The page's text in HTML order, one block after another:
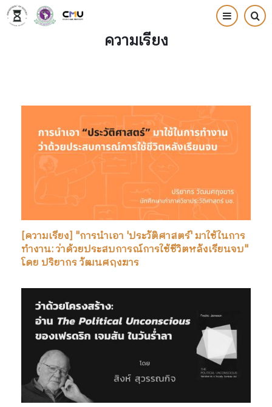
Skip
to
ความเรียง
[ความเรียง] "การนำเอา 'ประวัติศาสตร์' มาใช้ในการ
ทำงาน: ว่าด้วยประสบการณ์การใช้ชีวิตหลังเรียนจบ"
โดย ปริยากร วัฒนศฤงฆาร